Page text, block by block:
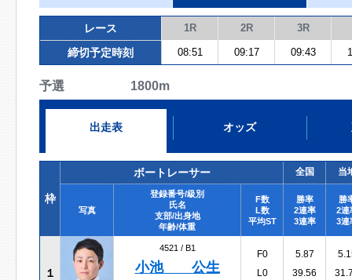
レース 1R 2R 3R
締切予定時刻 08:51 09:17 09:43
予選 1800m
出走表 オッズ
枠
ボートレーサー 全国 当
写真
登録番号/級別
氏名
支部/出身地
年齢/体重
F数
L数
平均ST
勝率
2連率
3連率
勝
2連
3連
１
4521 / B1
小池 公生
F0
L0
5.87
39.56